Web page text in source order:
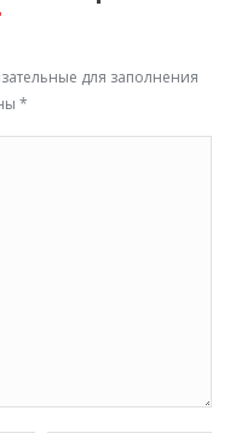
для заполнения
*